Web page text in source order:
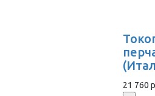
21 760